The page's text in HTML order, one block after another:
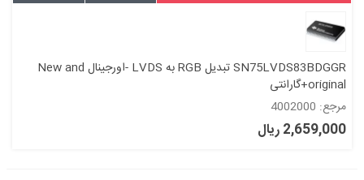
SN75LVDS83BDGGR تبدیل RGB به LVDS -اورجینال New and
original+گارانتی
مرجع: 4002000
2,659,000 ریال